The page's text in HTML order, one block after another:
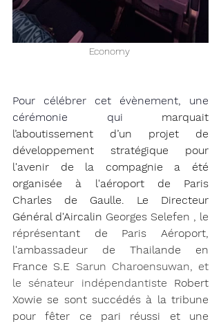
Economy
cérémonie qui marquait
l’aboutissement d’un projet de
développement stratégique pour
l'avenir de la compagnie a été
organisée à l'aéroport de Paris
Charles de Gaulle. Le Directeur
Général d'Aircalin Georges Selefen , le
réprésentant de Paris Aéroport,
l'ambassadeur de Thailande en
France S.E Sarun Charoensuwan, et
le sénateur indépendantiste Robert
Xowie se sont succédés à la tribune
pour fêter ce pari réussi et une